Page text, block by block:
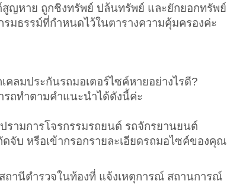
ญหาย ถูกชิงทรัพย์ ปล้นทรัพย์ และยักยอกทรัพย์
ธรรม์ที่กำหนดไว้ในตารางความคุ้มครองค่ะ
คลมประกันรถมอเตอร์ไซค์หายอย่างไรดี?
รถทำตามคำแนะนำได้ดังนี้ค่ะ
ามการโจรกรรมรถยนต์ รถจักรยานยนต์
จับ หรือเข้ากรอกรายละเอียดรถมอไซค์ของคุณ
ถานีตำรวจในท้องที่ แจ้งเหตุการณ์ สถานการณ์